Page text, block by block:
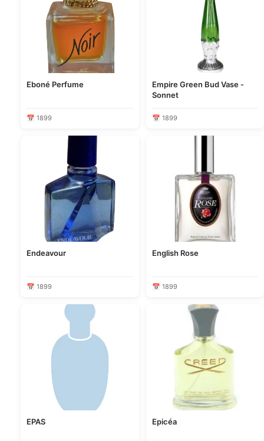
Eboné Perfume
📅 1899
Empire Green Bud Vase -
Sonnet
📅 1899
Endeavour
📅 1899
English Rose
📅 1899
EPAS Epicéa